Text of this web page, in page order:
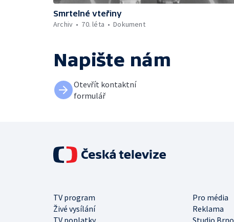
Smrtelné vteřiny
Archiv
70. léta Dokument
Napište nám
Otevřít kontaktní
formulář
TV program
Pro média
Živé vysílání
Reklama
TV poplatky
Studio Brno